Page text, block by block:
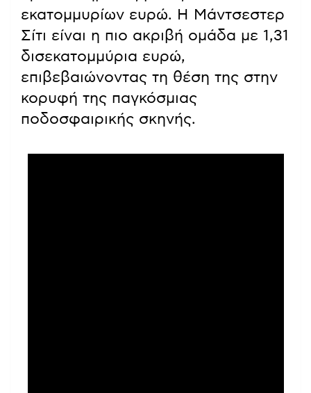
εκατομμυρίων ευρώ. Η Μάντσεστερ
Σίτι είναι η πιο ακριβή ομάδα με 1,31
δισεκατομμύρια ευρώ,
επιβεβαιώνοντας τη θέση της στην
κορυφή της παγκόσμιας
ποδοσφαιρικής σκηνής.